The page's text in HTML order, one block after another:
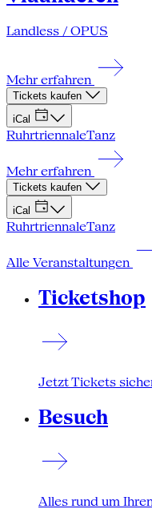
Landless / OPUS
Mehr erfahren
Tickets kaufen
iCal
RuhrtriennaleTanz
Mehr erfahren
Tickets kaufen
iCal
RuhrtriennaleTanz
Alle Veranstaltungen
Ticketshop
Jetzt Tickets
Besuch
Alles rund um